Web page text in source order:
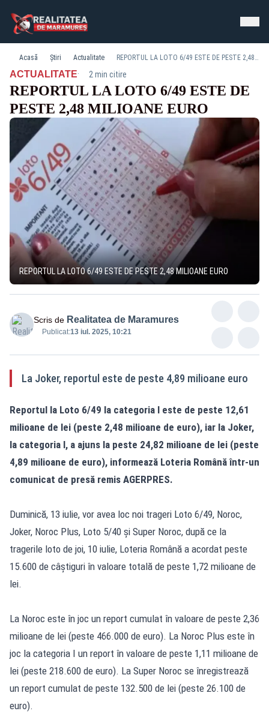
Acasă Știri Actualitate REPORTUL LA LOTO 6/49 ESTE DE PESTE 2,48 MILIOANE EURO
ACTUALITATE· 2 min citire
REPORTUL LA LOTO 6/49 ESTE DE
PESTE 2,48 MILIOANE EURO
REPORTUL LA LOTO 6/49 ESTE DE PESTE 2,48 MILIOANE EURO
Scris de Realitatea de Maramures
Publicat:13 iul. 2025, 10:21
La Joker, reportul este de peste 4,89 milioane euro
Reportul la Loto 6/49 la categoria I este de peste 12,61
milioane de lei (peste 2,48 milioane de euro), iar la Joker,
la categoria I, a ajuns la peste 24,82 milioane de lei (peste
4,89 milioane de euro), informează Loteria Română într-un
comunicat de presă remis AGERPRES.
Duminică, 13 iulie, vor avea loc noi trageri Loto 6/49, Noroc,
Joker, Noroc Plus, Loto 5/40 și Super Noroc, după ce la
tragerile loto de joi, 10 iulie, Loteria Română a acordat peste
15.600 de câștiguri în valoare totală de peste 1,72 milioane de
lei.
La Noroc este în joc un report cumulat în valoare de peste 2,36
milioane de lei (peste 466.000 de euro). La Noroc Plus este în
joc la categoria I un report în valoare de peste 1,11 milioane de
lei (peste 218.600 de euro). La Super Noroc se înregistrează
un report cumulat de peste 132.500 de lei (peste 26.100 de
euro).